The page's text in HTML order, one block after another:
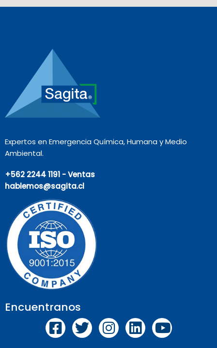
Expertos en Emergencia Química, Humana y Medio
Ambiental.
+562 2244 1191 - Ventas
hablemos@sagita.cl
Encuentranos